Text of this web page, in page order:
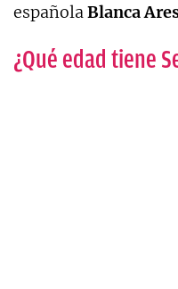
españolaBlanca
¿Qué edad tiene